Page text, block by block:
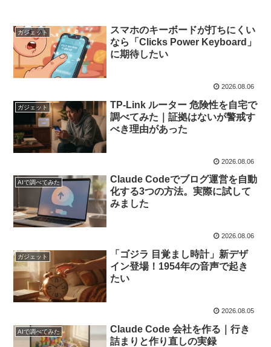
ガジェット
スマホのキーボードが打ちにくい
なら「Clicks Power Keyboard」
に期待したい
2026.08.06
ガジェット
TP-Link ルーター 危険性を自宅で
調べてみた｜証拠はないが警戒す
べき理由があった
2026.08.06
AIで調べてみた
Claude Codeでブログ運営を自動
化する3つの方法。実際に試して
みました
2026.08.06
ガジェット
「ゴジラ 目覚まし時計」新デザ
イン登場！1954年の音声で起き
たい
2026.08.05
AIで調べてみた
Claude Code 会社を作る｜行き
詰まりと作り直しの実録